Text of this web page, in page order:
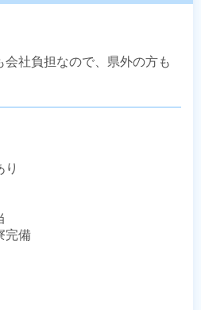
社負担なので、県外の方も
完備